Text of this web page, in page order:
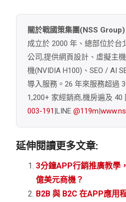
關於戰國策集團(NSS Group)
成立於 2000 年、總部位於台
公司,提供網頁設計、虛擬主
機(NVIDIA H100)、SEO / AI
導入服務。26 年來服務超過
1,200+ 家經銷商,機房遍及
003-191|LINE@119m|
延伸閱讀更多文章:
3分鐘APP行銷推廣教學
億美元商機？
B2B 與 B2C 在APP應用